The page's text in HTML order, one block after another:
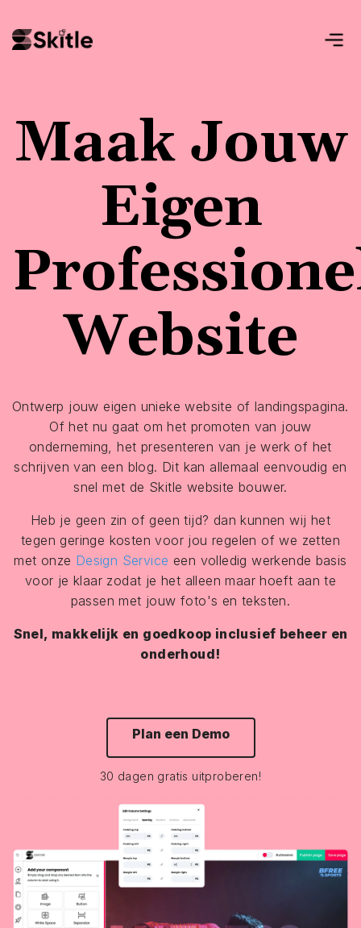
Maak Jouw
Eigen
Website
Ontwerp jouw eigen unieke website of landingspagina.
Of het nu gaat om het promoten van jouw
onderneming, het presenteren van je werk of het
schrijven van een blog. Dit kan allemaal eenvoudig en
snel met de Skitle website bouwer.
Heb je geen zin of geen tijd? dan kunnen wij het
tegen geringe kosten voor jou regelen of we zetten
met onze Design Service een volledig werkende basis
voor je klaar zodat je het alleen maar hoeft aan te
passen met jouw foto's en teksten.
Snel, makkelijk en goedkoop inclusief beheer en
onderhoud!
Plan een Demo
30 dagen gratis uitproberen!